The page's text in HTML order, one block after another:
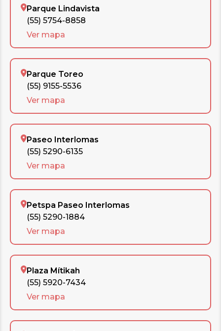
Parque Lindavista
(55) 5754-8858
Ver mapa
Parque Toreo
(55) 9155-5536
Ver mapa
Paseo Interlomas
(55) 5290-6135
Ver mapa
Petspa Paseo Interlomas
(55) 5290-1884
Ver mapa
Plaza Mítikah
(55) 5920-7434
Ver mapa